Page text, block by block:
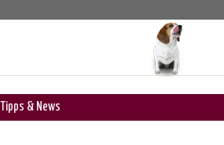
Tipps & News